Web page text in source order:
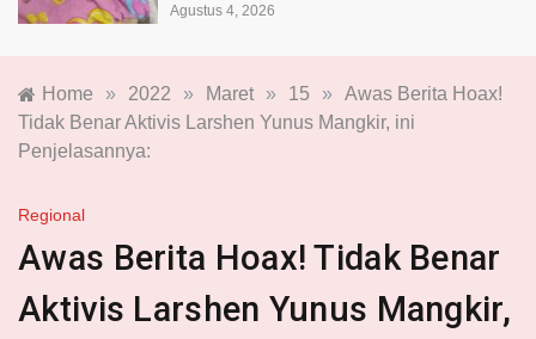
Agustus 4, 2026
Home » 2022 » Maret » 15 »
Awas Berita Hoax!
Tidak Benar Aktivis Larshen Yunus Mangkir, ini
Penjelasannya:
Regional
Awas Berita Hoax! Tidak Benar
Aktivis Larshen Yunus Mangkir,